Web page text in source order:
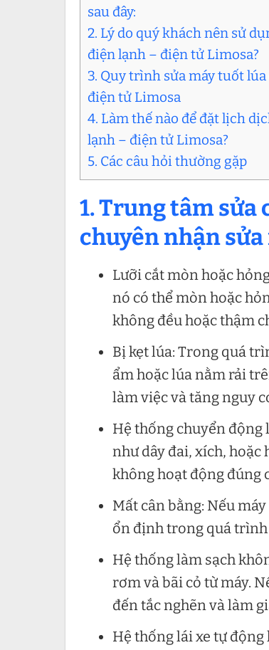
sau đây:
2. Lý do quý khách nên sử
điện lạnh – điện tử Limosa?
3. Quy trình sửa máy tuốt
điện tử Limosa
4. Làm thế nào để đặt lịch
lạnh – điện tử Limosa?
5. Các câu hỏi thường gặp
1. Trung tâm sửa
chuyên nhận
Lưỡi cắt mòn hoặc
nó có thể mòn hoặc
không đều hoặc thậm
Bị kẹt lúa: Trong quá
ẩm hoặc lúa nằm rải
làm việc và tăng nguy
Hệ thống chuyển động
như dây đai, xích, hoặc
không hoạt động đúng
Mất cân bằng: Nếu
ổn định trong quá trình
Hệ thống làm sạch
rơm và bãi cỏ từ máy.
đến tắc nghẽn và làm
Hệ thống lái xe tự